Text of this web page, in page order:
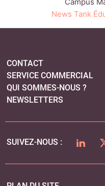
Campus
News Tank
CONTACT
SERVICE COMMERCIAL
QUI SOMMES-NOUS ?
NEWSLETTERS
SUIVEZ-NOUS :